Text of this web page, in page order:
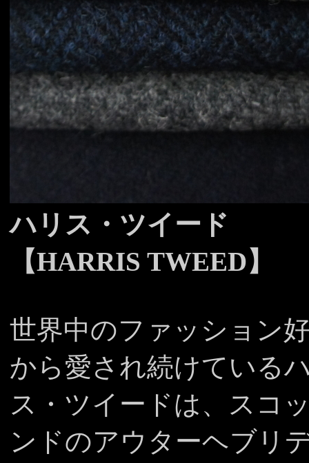
ハリス・ツイード
【HARRIS TWEED】
世界中のファッション
から愛され続けている
ス・ツイードは、スコ
ンドのアウターヘブリ